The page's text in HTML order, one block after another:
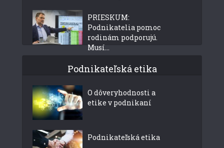
PRIESKUM:
Podnikatelia pomoc
rodinám podporujú.
Musí...
Podnikateľská etika
O dôveryhodnosti a
etike v podnikaní
Podnikateľská etika